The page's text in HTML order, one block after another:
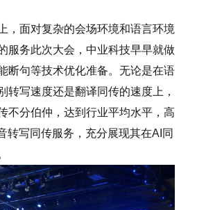
面对复杂的会场环境和语言环境
服务此次大会，中业科技早早就做
断句等技术优化准备。无论是在语
转写速度还是翻译同传的速度上，
不分伯仲，达到行业平均水平，高
转写同传服务，充分展现其在AI同